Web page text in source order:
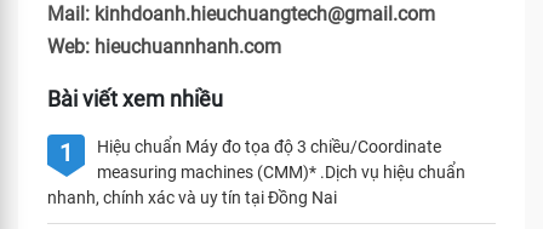
Mail: kinhdoanh.hieuchuangtech@gmail.com
Web: hieuchuannhanh.com
Bài viết xem nhiều
1
Hiệu chuẩn Máy đo tọa độ 3 chiều/Coordinate
measuring machines (CMM)* .Dịch vụ hiệu chuẩn
nhanh, chính xác và uy tín tại Đồng Nai